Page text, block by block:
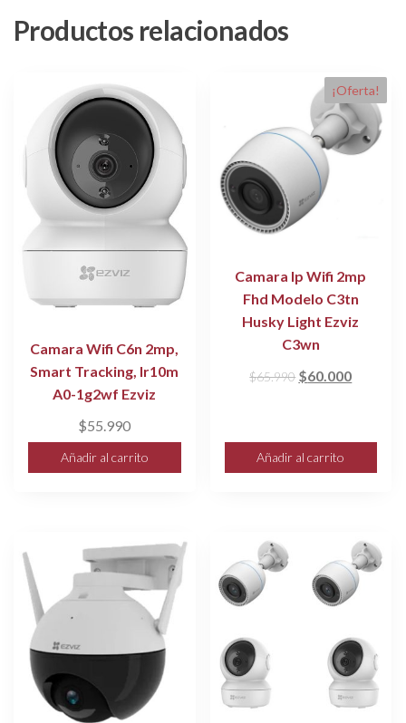
Productos relacionados
Camara Wifi C6n 2mp,
Smart Tracking, Ir10m
A0-1g2wf Ezviz
$55.990
Añadir al carrito
¡Oferta!
Camara Ip Wifi 2mp
Fhd Modelo C3tn
Husky Light Ezviz
C3wn
$65.990 El
era:
$65.990.
$60.000El
es:
Añadir al carrito